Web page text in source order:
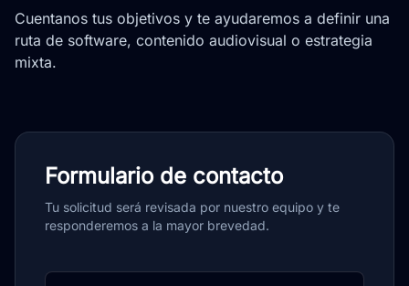
Cuentanos tus objetivos y te ayudaremos a definir una
ruta de software, contenido audiovisual o estrategia
mixta.
Formulario de contacto
Tu solicitud será revisada por nuestro equipo y te
responderemos a la mayor brevedad.